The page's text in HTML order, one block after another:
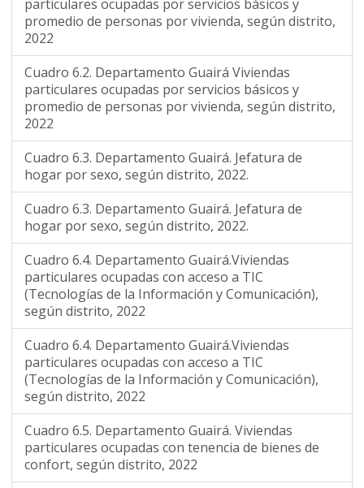
particulares ocupadas por servicios básicos y
promedio de personas por vivienda, según distrito,
2022
Cuadro 6.2. Departamento Guairá Viviendas
particulares ocupadas por servicios básicos y
promedio de personas por vivienda, según distrito,
2022
Cuadro 6.3. Departamento Guairá. Jefatura de
hogar por sexo, según distrito, 2022.
Cuadro 6.3. Departamento Guairá. Jefatura de
hogar por sexo, según distrito, 2022.
Cuadro 6.4. Departamento Guairá.Viviendas
particulares ocupadas con acceso a TIC
(Tecnologías de la Información y Comunicación),
según distrito, 2022
Cuadro 6.4. Departamento Guairá.Viviendas
particulares ocupadas con acceso a TIC
(Tecnologías de la Información y Comunicación),
según distrito, 2022
Cuadro 6.5. Departamento Guairá. Viviendas
particulares ocupadas con tenencia de bienes de
confort, según distrito, 2022